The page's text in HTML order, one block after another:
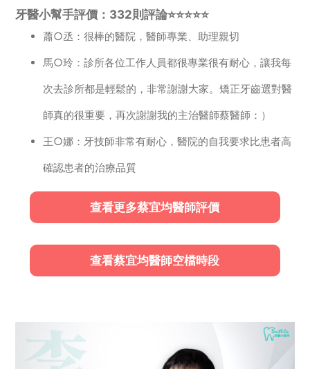
牙醫小幫手評價：332則評論⭐️⭐️⭐️⭐️⭐️
蕭○丞：很棒的醫院，醫師專業、助理親切
馬○玲：診所各位工作人員都很專業很有耐心，讓我每
次去診所都是輕鬆的，非常謝謝大家。矯正牙齒選對醫
師真的很重要，再次謝謝我的主治醫師蔡醫師：）
王○娜：牙技師非常有耐心，醫院的自我要求比患者高
確認患者的治療品質
查看更多蔡宜均醫師評價
查看蔡宜均醫師空檔時段